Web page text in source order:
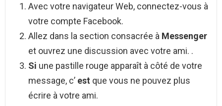
Avec votre navigateur Web, connectez-vous à
votre compte Facebook.
Allez dans la section consacrée à Messenger
et ouvrez une discussion avec votre ami. .
Si une pastille rouge apparaît à côté de votre
message, c’ est que vous ne pouvez plus
écrire à votre ami.